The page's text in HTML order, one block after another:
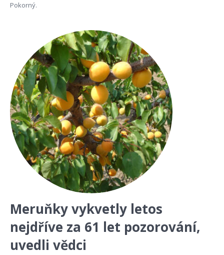
Pokorný.
Meruňky vykvetly letos
nejdříve za 61 let pozorování,
uvedli vědci